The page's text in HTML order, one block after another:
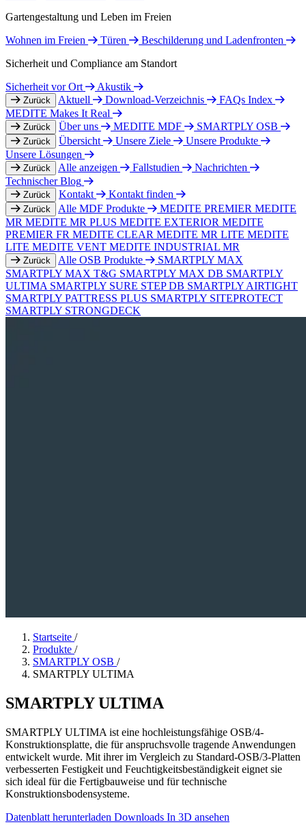
Gartengestaltung und Leben im Freien
Wohnen im Freien
Türen
Beschilderung und Ladenfronten
Sicherheit und Compliance am Standort
Sicherheit vor Ort
Akustik
Zurück Aktuell Download-Verzeichnis
FAQs Index
MEDITE Makes It Real
Zurück Über uns MEDITE MDF SMARTPLY OSB
Zurück Übersicht Unsere Ziele
Unsere Produkte
Unsere Lösungen
Zurück Alle anzeigen Fallstudien
Nachrichten
Technischer Blog
Zurück Kontakt Kontakt finden
Zurück Alle MDF Produkte MEDITE PREMIER MEDITE
MR MEDITE MR PLUS MEDITE EXTERIOR MEDITE
PREMIER FR MEDITE CLEAR MEDITE MR LITE MEDITE
LITE MEDITE VENT MEDITE INDUSTRIAL MR
Zurück Alle OSB Produkte
SMARTPLY MAX
SMARTPLY MAX T&G SMARTPLY MAX DB SMARTPLY
ULTIMA SMARTPLY SURE STEP DB SMARTPLY AIRTIGHT
SMARTPLY PATTRESS PLUS SMARTPLY SITEPROTECT
SMARTPLY STRONGDECK
Startseite /
Produkte /
SMARTPLY OSB /
SMARTPLY ULTIMA
SMARTPLY ULTIMA
SMARTPLY ULTIMA ist eine hochleistungsfähige OSB/4-
Konstruktionsplatte, die für anspruchsvolle tragende Anwendungen
entwickelt wurde. Mit ihrer im Vergleich zu Standard-OSB/3-Platten
verbesserten Festigkeit und Feuchtigkeitsbeständigkeit eignet sie
sich ideal für die Fertigbauweise und für technische
Konstruktionsbodensysteme.
Datenblatt herunterladen Downloads In 3D ansehen